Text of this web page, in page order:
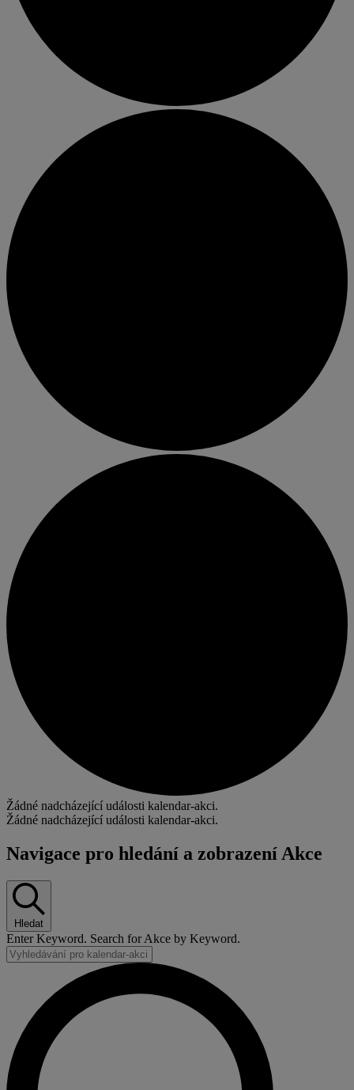
Žádné nadcházející události kalendar-akci.
Žádné nadcházející události kalendar-akci.
Navigace pro hledání a zobrazení Akce
Hledat
Enter Keyword. Search for Akce by Keyword.